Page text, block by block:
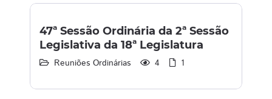
47ª Sessão Ordinária da 2ª Sessão
Legislativa da 18ª Legislatura
Reuniões Ordinárias 4 1